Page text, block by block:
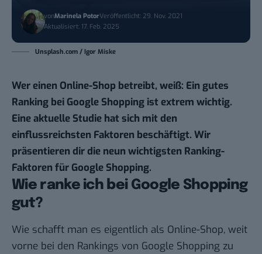
vonMarinela PotorVeröffentlicht: 29. Nov. 2021
Aktualisiert: 17. Feb. 2025
Unsplash.com / Igor Miske
Wer einen Online-Shop betreibt, weiß: Ein gutes
Ranking bei Google Shopping ist extrem wichtig.
Eine aktuelle Studie hat sich mit den
einflussreichsten Faktoren beschäftigt. Wir
präsentieren dir die neun wichtigsten Ranking-
Faktoren für Google Shopping.
Wie ranke ich bei Google Shopping
gut?
Wie schafft man es eigentlich als Online-Shop, weit
vorne bei den Rankings von Google Shopping zu